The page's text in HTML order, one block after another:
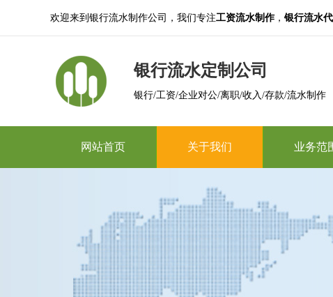
欢迎来到银行流水制作公司，我们专注工资流水制作， 银行流水
银行流水定制公司
银行/工资/企业对公/离职/收入/存款/流水制作
网站首页 关于我们 业务范